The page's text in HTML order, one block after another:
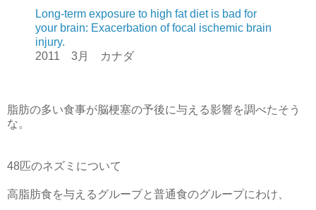
Long-term exposure to high fat diet is bad for
your brain: Exacerbation of focal ischemic brain
injury.
2011 3月 カナダ
脂肪の多い食事が脳梗塞の予後に与える影響を調べたそう
な。
48匹のネズミについて
高脂肪食を与えるグループと普通食のグループにわけ、